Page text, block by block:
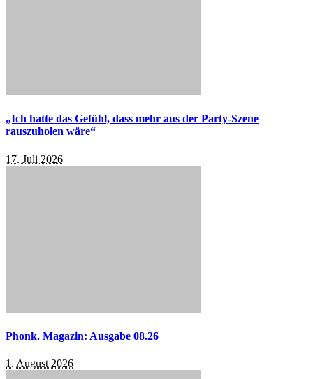
„Ich hatte das Gefühl, dass mehr aus der Party-Szene
rauszuholen wäre“
17. Juli 2026
Phonk. Magazin: Ausgabe 08.26
1. August 2026